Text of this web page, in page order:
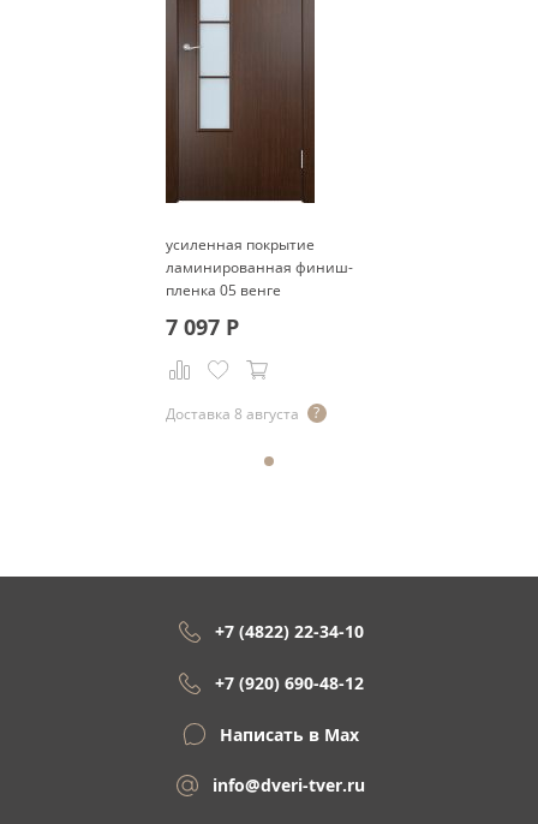
усиленная покрытие
ламинированная финиш-
пленка 05 венге
7 097Р
Доставка 8 августа
+7 (4822) 22-34-10
+7 (920) 690-48-12
Написать в Max
info@dveri-tver.ru